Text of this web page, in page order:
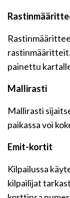
painettu
Mallirasti
Mallirasti
paikassa voi
Emit-kortit
Kilpailussa
kilpailijat